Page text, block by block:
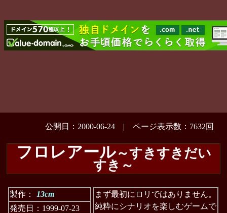
公開日：2000-06-24 | ページ表示数：7632回
フロレアール～すきすきだい
すき～
製作：
13cm
発売日：1999-07-23
まず最初にロリではありません。
純粋にシナリオを楽しむゲームで